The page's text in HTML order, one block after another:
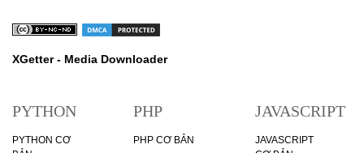
XGetter - Media Downloader
PYTHON
PYTHON CƠ
PHP
PHP CƠ BẢN
JAVASCRIPT
JAVASCRIPT